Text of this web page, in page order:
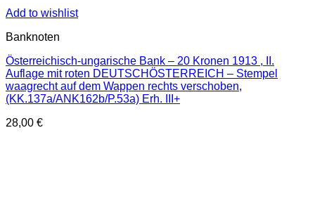
Add to wishlist
Banknoten
Österreichisch-ungarische Bank – 20 Kronen 1913 , II.
Auflage mit roten DEUTSCHÖSTERREICH – Stempel
waagrecht auf dem Wappen rechts verschoben,
(KK.137a/ANK162b/P.53a) Erh. III+
28,00 €